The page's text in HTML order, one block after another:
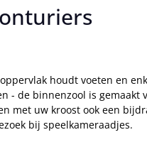
houdt voeten en
- de binnenzool is gemaakt
met uw kroost ook een
bij speelkameraadjes.